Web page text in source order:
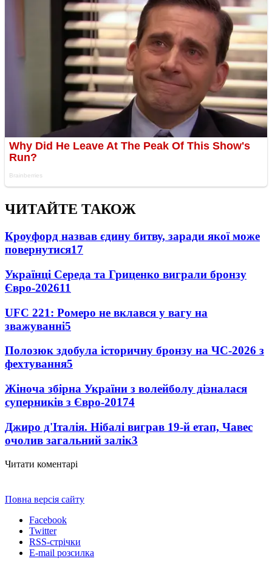
ЧИТАЙТЕ ТАКОЖ
Кроуфорд назвав єдину битву, заради якої може
повернутися17
Українці Середа та Гриценко виграли бронзу
Євро-202611
UFC 221: Ромеро не вклався у вагу на
зважуванні5
Полозюк здобула історичну бронзу на ЧС-2026 з
фехтування5
Жіноча збірна України з волейболу дізналася
суперників з Євро-20174
Джиро д'Італія. Нібалі виграв 19-й етап, Чавес
очолив загальний залік3
Читати коментарі
Повна версія сайту
Facebook
Twitter
RSS-стрічки
E-mail розсилка